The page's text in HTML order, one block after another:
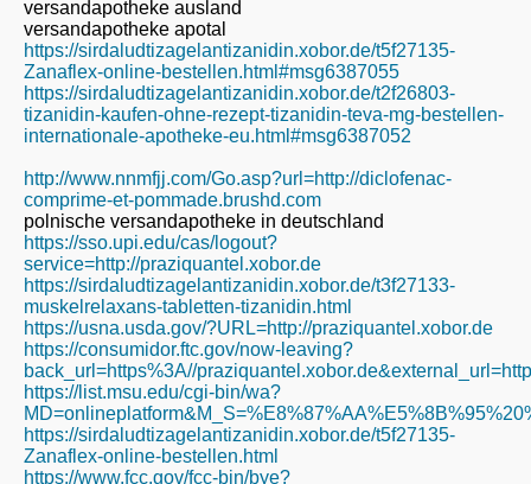
versandapotheke ausland
versandapotheke apotal
https://sirdaludtizagelantizanidin.xobor.de/t5f27135-
Zanaflex-online-bestellen.html#msg6387055
https://sirdaludtizagelantizanidin.xobor.de/t2f26803-
tizanidin-kaufen-ohne-rezept-tizanidin-teva-mg-bestellen-
internationale-apotheke-eu.html#msg6387052
http://www.nnmfjj.com/Go.asp?url=http://diclofenac-
comprime-et-pommade.brushd.com
polnische versandapotheke in deutschland
https://sso.upi.edu/cas/logout?
service=http://praziquantel.xobor.de
https://sirdaludtizagelantizanidin.xobor.de/t3f27133-
muskelrelaxans-tabletten-tizanidin.html
https://usna.usda.gov/?URL=http://praziquantel.xobor.de
https://consumidor.ftc.gov/now-leaving?
back_url=https%3A//
https://list.msu.edu/cgi-bin/wa?
https://sirdaludtizagelantizanidin.xobor.de/t5f27135-
Zanaflex-online-bestellen.html
https://www.fcc.gov/fcc-bin/bye?